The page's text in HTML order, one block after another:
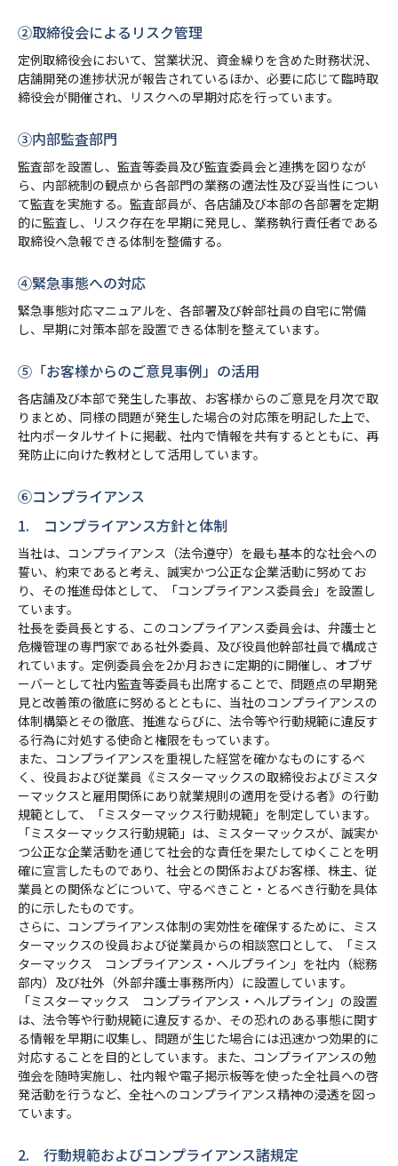
➁取締役会によるリスク管理
定例取締役会において、営業状況、資金繰りを含めた財務状況、
店舗開発の進捗状況が報告されているほか、必要に応じて臨時取
締役会が開催され、リスクへの早期対応を行っています。
➂内部監査部門
監査部を設置し、監査等委員及び監査委員会と連携を図りなが
ら、内部統制の観点から各部門の業務の適法性及び妥当性につい
て監査を実施する。監査部員が、各店舗及び本部の各部署を定期
的に監査し、リスク存在を早期に発見し、業務執行責任者である
取締役へ急報できる体制を整備する。
④緊急事態への対応
緊急事態対応マニュアルを、各部署及び幹部社員の自宅に常備
し、早期に対策本部を設置できる体制を整えています。
⑤「お客様からのご意見事例」の活用
各店舗及び本部で発生した事故、お客様からのご意見を月次で取
りまとめ、同様の問題が発生した場合の対応策を明記した上で、
社内ポータルサイトに掲載、社内で情報を共有するとともに、再
発防止に向けた教材として活用しています。
⑥コンプライアンス
1. コンプライアンス方針と体制
当社は、コンプライアンス（法令遵守）を最も基本的な社会への
誓い、約束であると考え、誠実かつ公正な企業活動に努めてお
り、その推進母体として、「コンプライアンス委員会」を設置し
ています。
社長を委員長とする、このコンプライアンス委員会は、弁護士と
危機管理の専門家である社外委員、及び役員他幹部社員で構成さ
れています。定例委員会を2か月おきに定期的に開催し、オブザ
ーバーとして社内監査等委員も出席することで、問題点の早期発
見と改善策の徹底に努めるとともに、当社のコンプライアンスの
体制構築とその徹底、推進ならびに、法令等や行動規範に違反す
る行為に対処する使命と権限をもっています。
また、コンプライアンスを重視した経営を確かなものにするべ
く、役員および従業員《ミスターマックスの取締役およびミスタ
ーマックスと雇用関係にあり就業規則の適用を受ける者》の行動
規範として、「ミスターマックス行動規範」を制定しています。
「ミスターマックス行動規範」は、ミスターマックスが、誠実か
つ公正な企業活動を通じて社会的な責任を果たしてゆくことを明
確に宣言したものであり、社会との関係およびお客様、株主、従
業員との関係などについて、守るべきこと・とるべき行動を具体
的に示したものです。
さらに、コンプライアンス体制の実効性を確保するために、ミス
ターマックスの役員および従業員からの相談窓口として、「ミス
ターマックス コンプライアンス・ヘルプライン」を社内（総務
部内）及び社外（外部弁護士事務所内）に設置しています。
「ミスターマックス コンプライアンス・ヘルプライン」の設置
は、法令等や行動規範に違反するか、その恐れのある事態に関す
る情報を早期に収集し、問題が生じた場合には迅速かつ効果的に
対応することを目的としています。また、コンプライアンスの勉
強会を随時実施し、社内報や電子掲示板等を使った全社員への啓
発活動を行うなど、全社へのコンプライアンス精神の浸透を図っ
ています。
2. 行動規範およびコンプライアンス諸規定